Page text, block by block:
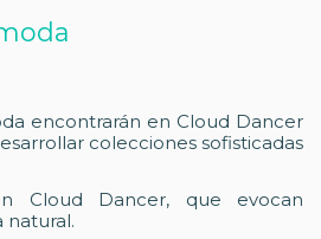
encontrarán en Cloud Dancer
colecciones sofisticadas
Cloud Dancer, que evocan
natural.